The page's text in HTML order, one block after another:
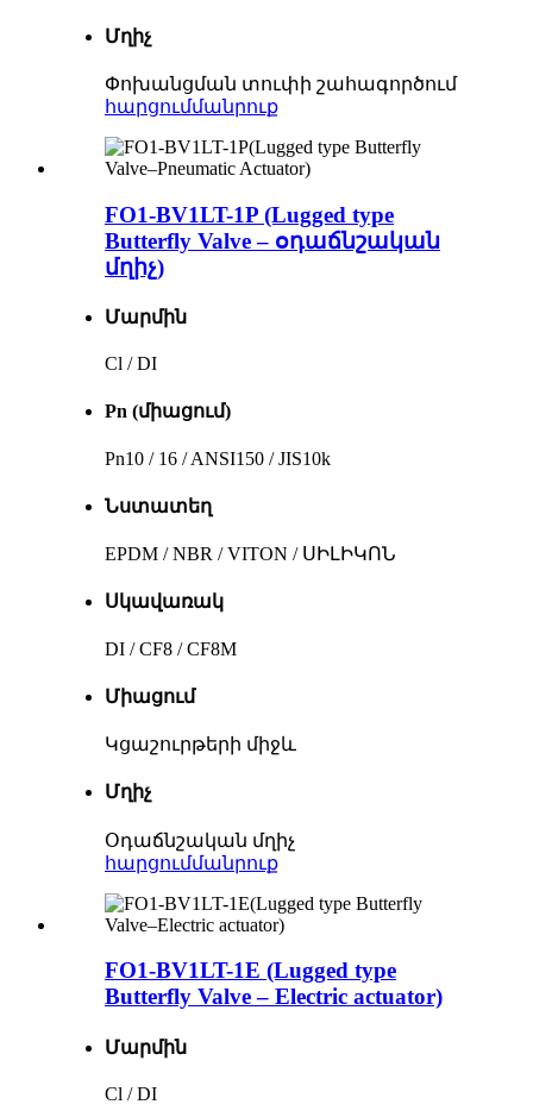
Մղիչ
Փոխանցման տուփի շահագործում
հարցումմանրուք
FO1-BV1LT-1P (Lugged type
Butterfly Valve – օդաճնշական
մղիչ)
Մարմին
Cl / DI
Pn (միացում)
Pn10 / 16 / ANSI150 / JIS10k
Նստատեղ
EPDM / NBR / VITON / ՍԻԼԻԿՈՆ
Սկավառակ
DI / CF8 / CF8M
Միացում
Կցաշուրթերի միջև
Մղիչ
Օդաճնշական մղիչ
հարցումմանրուք
FO1-BV1LT-1E (Lugged type
Butterfly Valve – Electric actuator)
Մարմին
Cl / DI